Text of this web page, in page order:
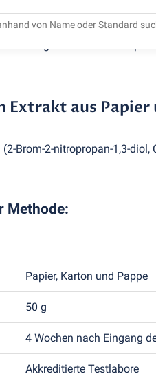
Extrakt aus
(2-Brom-2-nitropropan-1,3-diol,
Methode:
Papier, Karton und Pappe
50 g
4 Wochen nach Eingang
Akkreditierte Testlabore